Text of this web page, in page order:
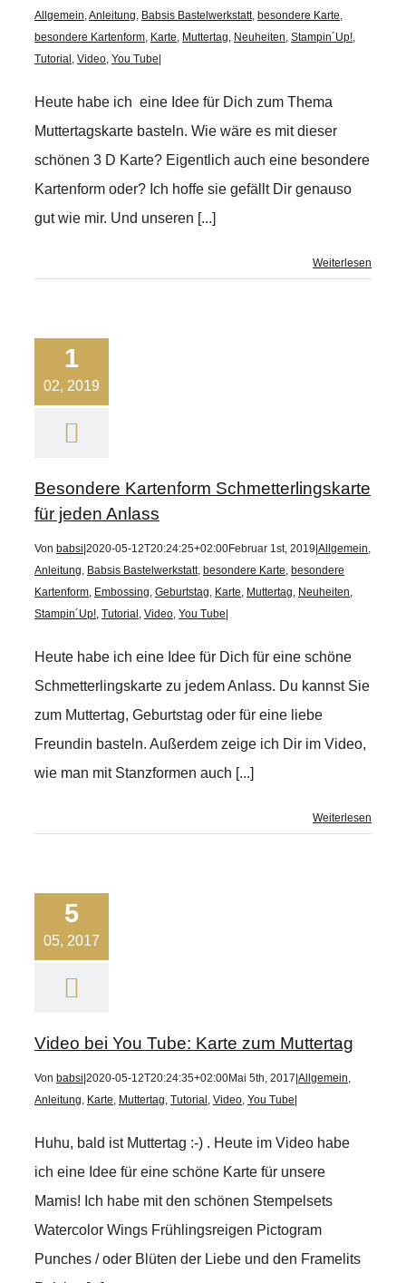
Allgemein,Anleitung, Babsis Bastelwerkstatt, besondere Karte,
besondere Kartenform, Karte, Muttertag, Neuheiten, Stampin´Up!,
Tutorial , Video, You Tube
Heute habe ich eine Idee für Dich zum Thema
Muttertagskarte basteln. Wie wäre es mit dieser
schönen 3 D Karte? Eigentlich auch eine besondere
Kartenform oder? Ich hoffe sie gefällt Dir genauso
gut wie mir. Und unseren [...]
Weiterlesen
1
02, 2019
Besondere Kartenform Schmetterlingskarte
für jeden Anlass
Von babsi 2020-05-12T20:24:25+02:00Februar 1st, 2019 Allgemein,
Anleitung, Babsis Bastelwerkstatt, besondere Karte, besondere
Kartenform, Embossing, Geburtstag, Karte, Muttertag, Neuheiten,
Stampin´Up!, Tutorial , Video, You Tube
Heute habe ich eine Idee für Dich für eine schöne
Schmetterlingskarte zu jedem Anlass. Du kannst Sie
zum Muttertag, Geburtstag oder für eine liebe
Freundin basteln. Außerdem zeige ich Dir im Video,
wie man mit Stanzformen auch [...]
Weiterlesen
5
05, 2017
Video bei You Tube: Karte zum Muttertag
Von babsi 2020-05-12T20:24:35+02:00Mai 5th, 2017 Allgemein,
Anleitung, Karte, Muttertag, Tutorial , Video, You Tube
Huhu, bald ist Muttertag :-) . Heute im Video habe
ich eine Idee für eine schöne Karte für unsere
Mamis! Ich habe mit den schönen Stempelsets
Watercolor Wings Frühlingsreigen Pictogram
Punches / oder Blüten der Liebe und den Framelits